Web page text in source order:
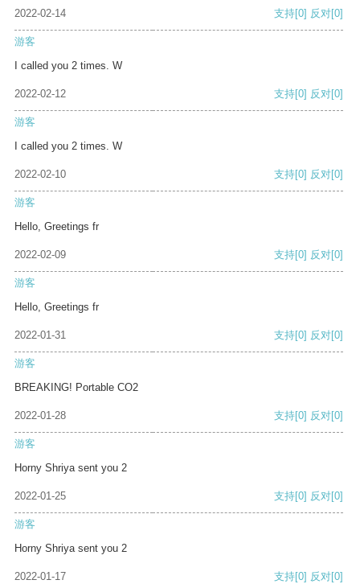
2022-02-14 支持[0] 反对[0]
游客
I called you 2 times. W
2022-02-12 支持[0] 反对[0]
游客
I called you 2 times. W
2022-02-10 支持[0] 反对[0]
游客
Hello, Greetings fr
2022-02-09 支持[0] 反对[0]
游客
Hello, Greetings fr
2022-01-31 支持[0] 反对[0]
游客
BREAKING! Portable CO2
2022-01-28 支持[0] 反对[0]
游客
Horny Shriya sent you 2
2022-01-25 支持[0] 反对[0]
游客
Horny Shriya sent you 2
2022-01-17 支持[0] 反对[0]